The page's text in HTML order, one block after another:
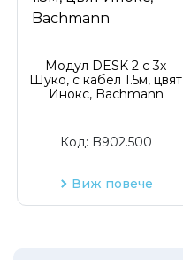
Модул DESK 2 с 3х
Шуко, с кабел 1.5м, цвят
Инокс, Bachmann
Код: B902.500
Виж повече